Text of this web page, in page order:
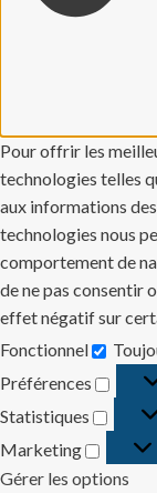
Pour offrir les
technologies telles
aux informations
technologies nous
comportement de
de ne pas consentir
effet négatif sur
Fonctionnel
Préférences
Statistiques
Marketing
Gérer les options